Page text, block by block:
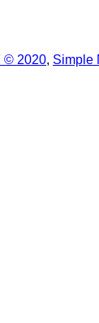
© 2020, Simple